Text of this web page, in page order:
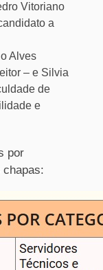
Vitoriano
a
Alves
– e Silvia
de
e
por